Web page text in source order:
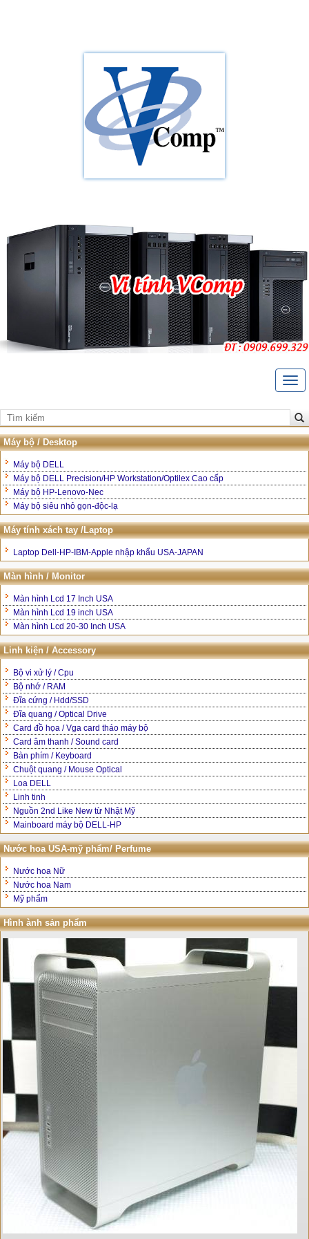
Trang Chủ
Giới thiệu
Bảo hành và hậu mãi
Hướng dẫn mua hàng
Máy bộ / Desktop
Máy bộ DELL
Máy bộ DELL Precision/HP Workstation/Optilex Cao cấp
Máy bộ HP-Lenovo-Nec
Máy bộ siêu nhỏ gọn-độc-lạ
Máy tính xách tay /Laptop
Laptop Dell-HP-IBM-Apple nhập khẩu USA-JAPAN
Màn hình / Monitor
Màn hình Lcd 17 Inch USA
Màn hình Lcd 19 inch USA
Màn hình Lcd 20-30 Inch USA
Linh kiện / Accessory
Bộ vi xử lý / Cpu
Bộ nhớ / RAM
Đĩa cứng / Hdd/SSD
Đĩa quang / Optical Drive
Card đồ họa / Vga card tháo máy bộ
Card âm thanh / Sound card
Bàn phím / Keyboard
Chuột quang / Mouse Optical
Loa DELL
Linh tinh
Nguồn 2nd Like New từ Nhật Mỹ
Mainboard máy bộ DELL-HP
Nước hoa USA-mỹ phẩm/ Perfume
Nước hoa Nữ
Nước hoa Nam
Mỹ phẩm
Hình ành sản phẩm